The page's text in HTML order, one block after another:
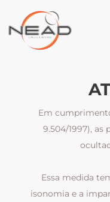
Em
9.504/1997), as
Essa medida
isonomia e a